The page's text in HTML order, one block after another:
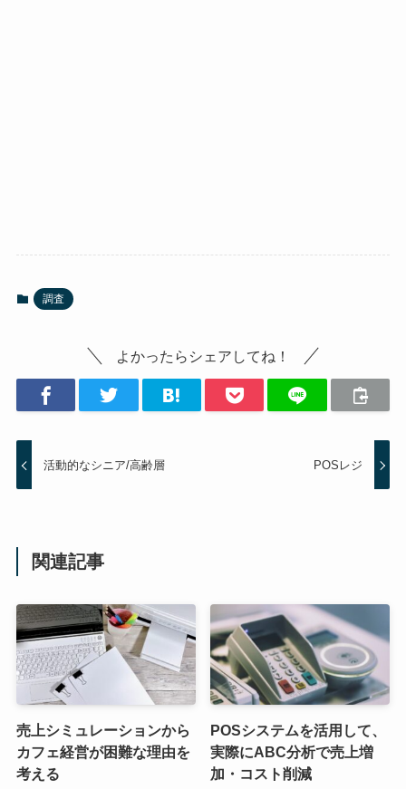
調査
よかったらシェアしてね！
活動的なシニア/高齢層 POSレジ
関連記事
売上シミュレーションから
カフェ経営が困難な理由を
考える
POSシステムを活用して、
実際にABC分析で売上増
加・コスト削減